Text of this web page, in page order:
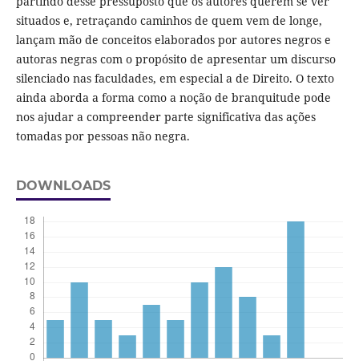
situados e, retraçando caminhos de quem vem de longe,
lançam mão de conceitos elaborados por autores negros e
autoras negras com o propósito de apresentar um discurso
silenciado nas faculdades, em especial a de Direito. O texto
ainda aborda a forma como a noção de branquitude pode
nos ajudar a compreender parte significativa das ações
tomadas por pessoas não negra.
DOWNLOADS